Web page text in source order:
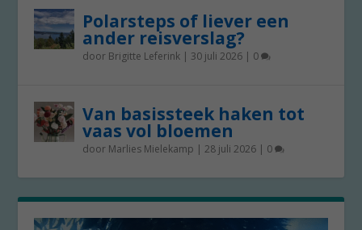
Polarsteps of liever een
ander reisverslag?
door Brigitte Leferink | 30 juli 2026 | 0
Van basissteek haken tot
vaas vol bloemen
door Marlies Mielekamp |28 juli 2026 | 0